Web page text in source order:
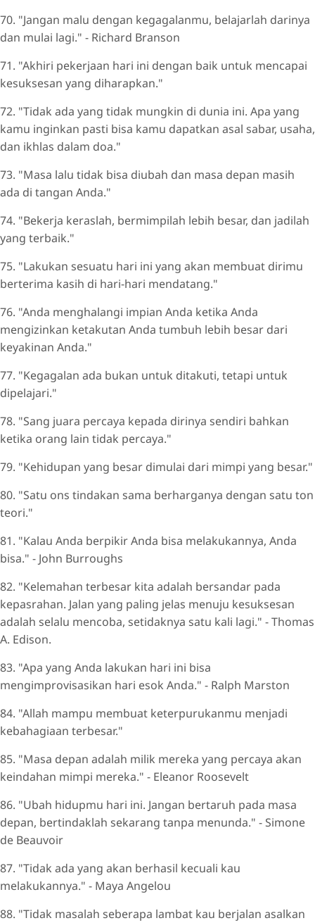
70. "Jangan malu dengan kegagalanmu, belajarlah darinya
dan mulai lagi." - Richard Branson
71. "Akhiri pekerjaan hari ini dengan baik untuk mencapai
kesuksesan yang diharapkan."
72. "Tidak ada yang tidak mungkin di dunia ini. Apa yang
kamu inginkan pasti bisa kamu dapatkan asal sabar, usaha,
dan ikhlas dalam doa."
73. "Masa lalu tidak bisa diubah dan masa depan masih
ada di tangan Anda."
74. "Bekerja keraslah, bermimpilah lebih besar, dan jadilah
yang terbaik."
75. "Lakukan sesuatu hari ini yang akan membuat dirimu
berterima kasih di hari-hari mendatang."
76. "Anda menghalangi impian Anda ketika Anda
mengizinkan ketakutan Anda tumbuh lebih besar dari
keyakinan Anda."
77. "Kegagalan ada bukan untuk ditakuti, tetapi untuk
dipelajari."
78. "Sang juara percaya kepada dirinya sendiri bahkan
ketika orang lain tidak percaya."
79. "Kehidupan yang besar dimulai dari mimpi yang besar."
80. "Satu ons tindakan sama berharganya dengan satu ton
teori."
81. "Kalau Anda berpikir Anda bisa melakukannya, Anda
bisa." - John Burroughs
82. "Kelemahan terbesar kita adalah bersandar pada
kepasrahan. Jalan yang paling jelas menuju kesuksesan
adalah selalu mencoba, setidaknya satu kali lagi." - Thomas
A. Edison.
83. "Apa yang Anda lakukan hari ini bisa
mengimprovisasikan hari esok Anda." - Ralph Marston
84. "Allah mampu membuat keterpurukanmu menjadi
kebahagiaan terbesar."
85. "Masa depan adalah milik mereka yang percaya akan
keindahan mimpi mereka." - Eleanor Roosevelt
86. "Ubah hidupmu hari ini. Jangan bertaruh pada masa
depan, bertindaklah sekarang tanpa menunda." - Simone
de Beauvoir
87. "Tidak ada yang akan berhasil kecuali kau
melakukannya." - Maya Angelou
88. "Tidak masalah seberapa lambat kau berjalan asalkan